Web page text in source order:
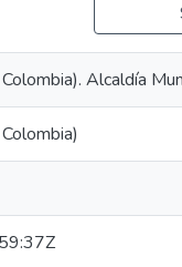
Alcaldía